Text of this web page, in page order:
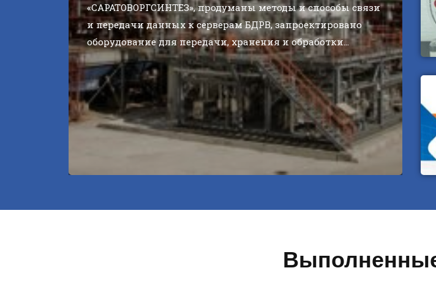
«САРАТОВОРГСИНТЕЗ», продуманы методы и способы связи
и передачи данных к серверам БДРВ, запроектировано
оборудование для передачи, хранения и обработки…